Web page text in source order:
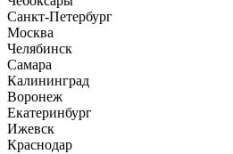
Санкт-Петербург
Москва
Челябинск
Самара
Калининград
Воронеж
Екатеринбург
Ижевск
Краснодар